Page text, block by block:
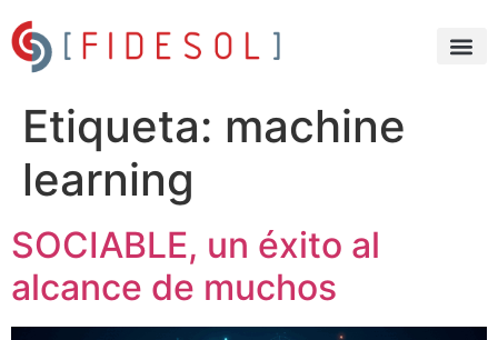
Etiqueta: machine
learning
SOCIABLE, un éxito al
alcance de muchos